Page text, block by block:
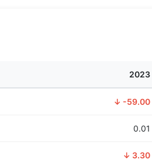
2023
↓ -59.00
0.01
↓ 3.30